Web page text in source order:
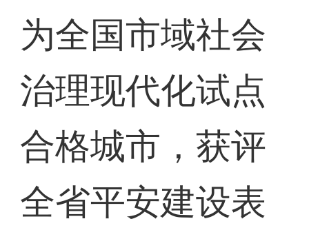
为全国市域社会
治理现代化试点
合格城市，获评
全省平安建设表